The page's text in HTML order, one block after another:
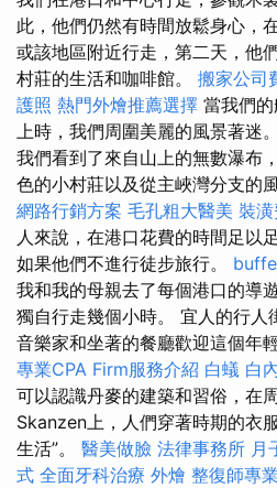
此，他們仍然有時間放鬆身心，
或該地區附近行走，第二天，他
村莊的生活和咖啡館。 搬家公司
護照 熱門外燴推薦選擇 當我們
上時，我們周圍美麗的風景著迷。
我們看到了來自山上的無數瀑布
色的小村莊以及從主峽灣分支的
網路行銷方案 毛孔粗大醫美 裝
人來說，在港口花費的時間足以
如果他們不進行徒步旅行。
我和我的母親去了每個港口的導
獨自行走幾個小時。 宜人的行人
音樂家和坐著的餐廳歡迎這個年
專業CPA Firm服務介紹 白蟻 白
可以認識丹麥的建築和習俗，在
Skanzen上，人們穿著時期的衣
生活”。 醫美做臉 法律事務所 月
式 全面牙科治療 外燴 整復師專